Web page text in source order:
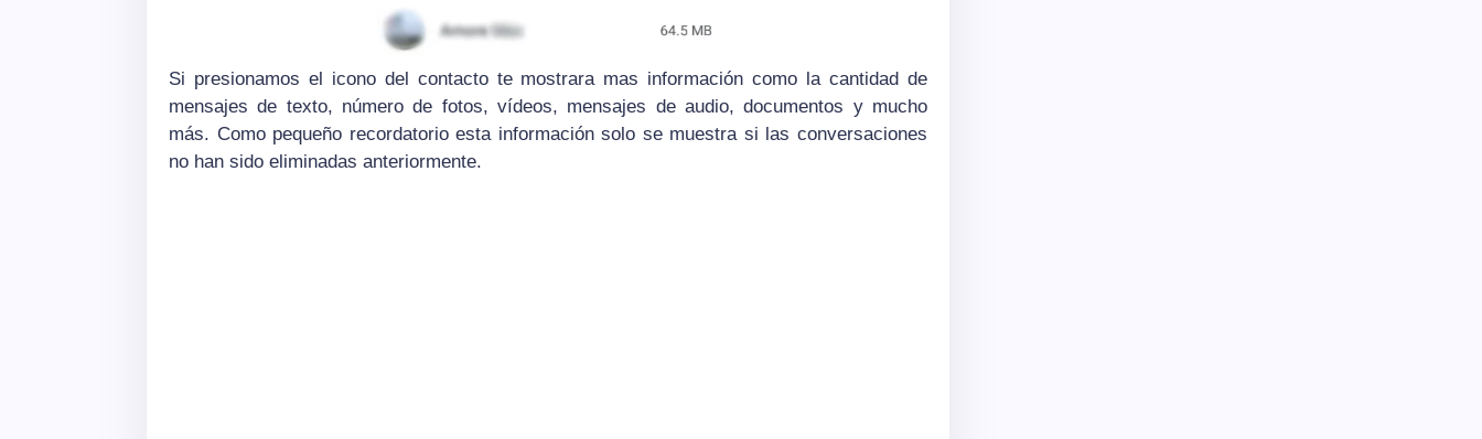
Si presionamos el icono del contacto te mostrara mas información como la cantidad de
mensajes de texto, número de fotos, vídeos, mensajes de audio, documentos y mucho
más. Como pequeño recordatorio esta información solo se muestra si las conversaciones
no han sido eliminadas anteriormente.